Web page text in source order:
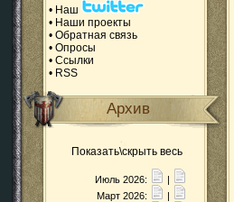
• Наш
• Наши проекты
• Обратная связь
• Опросы
• Ссылки
• RSS
Архив
Показать\скрыть весь
Июль 2026:
|
Март 2026:
|